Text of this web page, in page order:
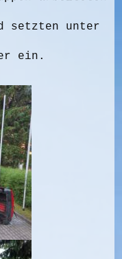
setzten unter
ein.